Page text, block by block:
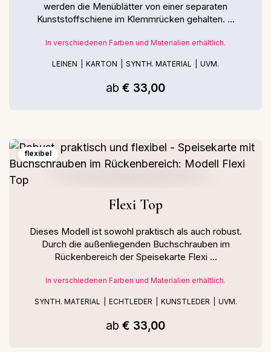
werden die Menüblätter von einer separaten
Kunststoffschiene im Klemmrücken gehalten. ...
In verschiedenen Farben und Materialien erhältlich.
LEINEN KARTON SYNTH. MATERIAL UVM.
ab € 33,00
flexibel
Flexi Top
Dieses Modell ist sowohl praktisch als auch robust.
Durch die außenliegenden Buchschrauben im
Rückenbereich der Speisekarte Flexi ...
In verschiedenen Farben und Materialien erhältlich.
SYNTH. MATERIAL ECHTLEDER KUNSTLEDER UVM.
ab € 33,00